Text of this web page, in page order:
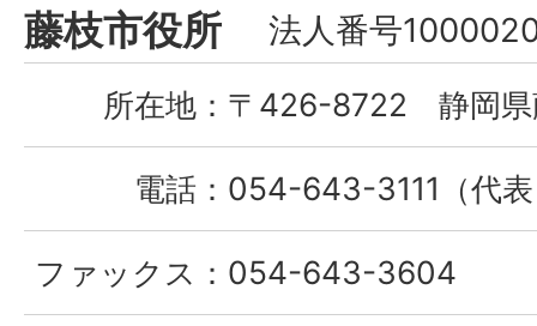
Fujieda
City
藤枝市役所 法人番号
所在地： 〒426-8722 静岡県
電話： 054-643-3111（代
ファックス： 054-643-3604